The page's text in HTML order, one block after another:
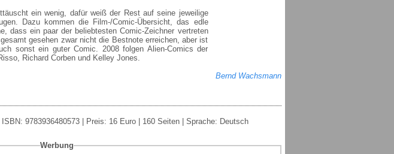
ein wenig, dafür weiß der Rest auf seine jeweilige
Dazu kommen die Film-/Comic-Übersicht, das edle
dass ein paar der beliebtesten Comic-Zeichner vertreten
gesehen zwar nicht die Bestnote erreichen, aber ist
sonst ein guter Comic. 2008 folgen Alien-Comics der
Richard Corben und Kelley Jones.
Bernd Wachsmann
9783936480573 | Preis: 16 Euro | 160 Seiten | Sprache: Deutsch
Werbung